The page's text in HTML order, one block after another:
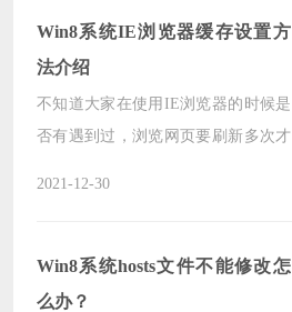
Win8系统开始菜单没有运行怎么办
呢？
Win8系统IE浏览器缓存设置方
法介绍
不知道大家在使用IE浏览器的时候是
否有遇到过，浏览网页要刷新多次才
我们只需设置好缓存，就不会再出现
这种情况。
2021-12-30
Win8系统hosts文件不能修改怎
么办？